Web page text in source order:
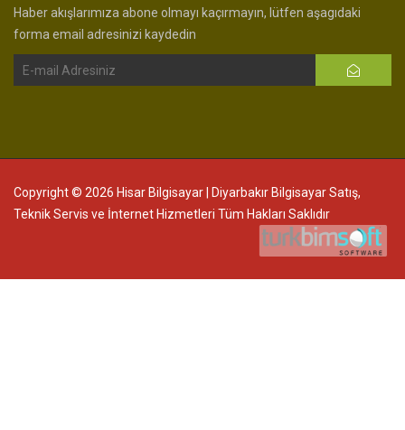
Haber akışlarımıza abone olmayı kaçırmayın, lütfen aşagıdaki
forma email adresinizi kaydedin
Copyright © 2026 Hisar Bilgisayar | Diyarbakır Bilgisayar Satış,
Teknik Servis ve İnternet Hizmetleri Tüm Hakları Saklıdır